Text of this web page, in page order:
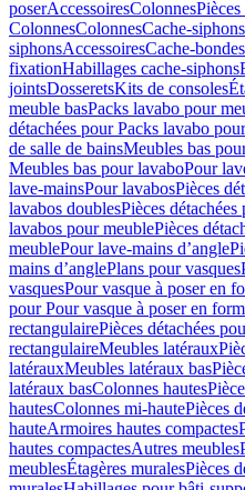
poserAccessoiresColonnes
ColonnesColonnesCache-siphons
siphonsAccessoiresCache-bondes
fixationHabillages cache-siphons
jointsDosseretsKits de consoles
meuble basPacks lavabo pour
détachées pour Packs lavabo
de salle de bainsMeubles bas
Meubles bas pour lavaboPour
lave-mainsPour lavabosPièces
lavabos doublesPièces
lavabos pour meublePièces
meublePour lave-mains d’angle
mains d’anglePlans pour vasques
vasquesPour vasque à poser en
pour Pour vasque à poser en
rectangulairePièces détachées
rectangulaireMeubles latéraux
latérauxMeubles latéraux bas
latéraux basColonnes hautes
hautesColonnes mi-hautePièces
hauteArmoires hautes compactes
hautes compactesAutres meubles
meublesÉtagères muralesPièces